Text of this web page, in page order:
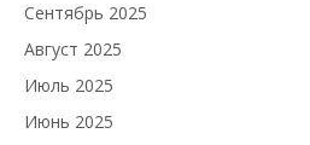
Сентябрь 2025
Август 2025
Июль 2025
Июнь 2025